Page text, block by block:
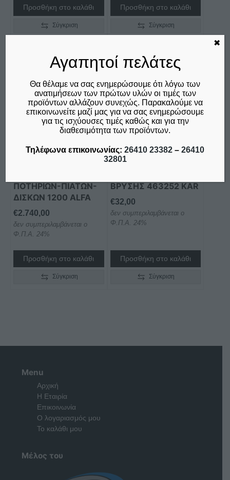
Προσθήκη στο καλάθι
Σύγκριση
Προσθήκη στο καλάθι
Σύγκριση
ΠΟΤΗΡΙΩΝ-ΠΙΑΤΩΝ-
ΔΙΣΚΩΝ 1200 ALFA
€2.740,00
δεν συμπεριλαμβάνεται ο
Φ.Π.Α. 24%
Προσθήκη στο καλάθι
Σύγκριση
ΒΡΥΣΗΣ 463252 KAR
€32,00
δεν συμπεριλαμβάνεται ο
Φ.Π.Α. 24%
Προσθήκη στο καλάθι
Σύγκριση
Menu
Αρχική
Η Εταιρία
Επικοινωνία
Ο λογαριασμός μου
Το καλάθι μου
Μέλος του
Αγαπητοί πελάτες
Θα θέλαμε να σας ενημερώσουμε ότι λόγω των
ανατιμήσεων των πρώτων υλών οι τιμές των
προϊόντων αλλάζουν συνεχώς. Παρακαλούμε να
επικοινωνείτε μαζί μας για να σας ενημερώσουμε
για τις ισχύουσες τιμές καθώς και για την
διαθεσιμότητα των προϊόντων.
Τηλέφωνα επικοινωνίας: 26410 23382 – 26410
32801
✖